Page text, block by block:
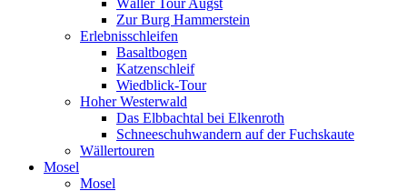
Wäller Tour Augst
Zur Burg Hammerstein
Erlebnisschleifen
Basaltbogen
Katzenschleif
Wiedblick-Tour
Hoher Westerwald
Das Elbbachtal bei Elkenroth
Schneeschuhwandern auf der Fuchskaute
Wällertouren
Mosel
Mosel